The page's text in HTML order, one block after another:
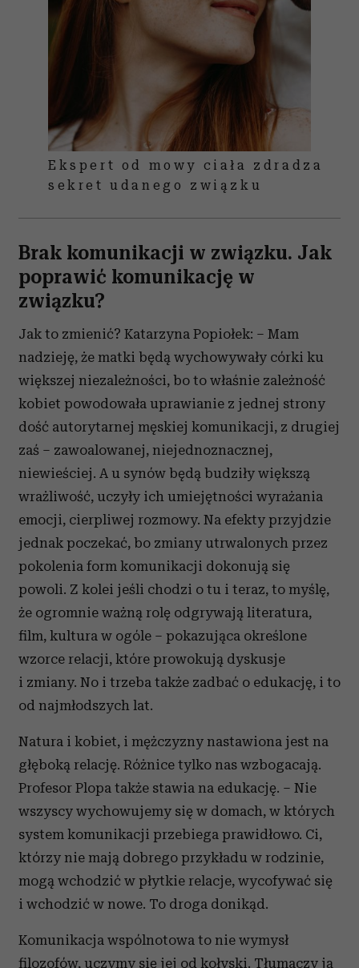
Ekspert od mowy ciała zdradza
sekret udanego związku
Brak komunikacji w związku. Jak
poprawić komunikację w
związku?
Jak to zmienić? Katarzyna Popiołek: – Mam
nadzieję, że matki będą wychowywały córki ku
większej niezależności, bo to właśnie zależność
kobiet powodowała uprawianie z jednej strony
dość autorytarnej męskiej komunikacji, z drugiej
zaś – zawoalowanej, niejednoznacznej,
niewieściej. A u synów będą budziły większą
wrażliwość, uczyły ich umiejętności wyrażania
emocji, cierpliwej rozmowy. Na efekty przyjdzie
jednak poczekać, bo zmiany utrwalonych przez
pokolenia form komunikacji dokonują się
powoli. Z kolei jeśli chodzi o tu i teraz, to myślę,
że ogromnie ważną rolę odgrywają literatura,
film, kultura w ogóle – pokazująca określone
wzorce relacji, które prowokują dyskusje
i zmiany. No i trzeba także zadbać o edukację, i to
od najmłodszych lat.
Natura i kobiet, i mężczyzny nastawiona jest na
głęboką relację. Różnice tylko nas wzbogacają.
Profesor Plopa także stawia na edukację. – Nie
wszyscy wychowujemy się w domach, w których
system komunikacji przebiega prawidłowo. Ci,
którzy nie mają dobrego przykładu w rodzinie,
mogą wchodzić w płytkie relacje, wycofywać się
i wchodzić w nowe. To droga donikąd.
Komunikacja wspólnotowa to nie wymysł
filozofów, uczymy się jej od kołyski. Tłumaczy ją